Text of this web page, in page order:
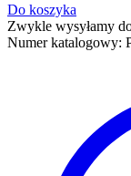
Do koszyka
Zwykle wysyłamy
Numer katalogowy: